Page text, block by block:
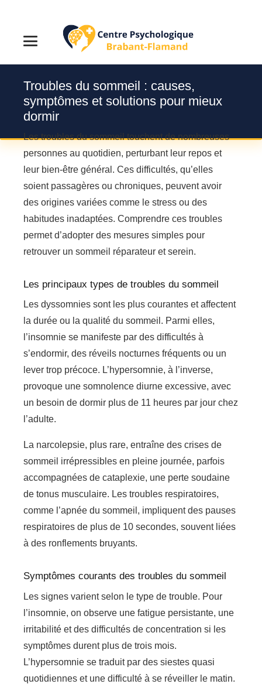
Troubles du sommeil : causes,
symptômes et solutions pour mieux
dormir
Les troubles du sommeil touchent de nombreuses
personnes au quotidien, perturbant leur repos et
leur bien-être général. Ces difficultés, qu’elles
soient passagères ou chroniques, peuvent avoir
des origines variées comme le stress ou des
habitudes inadaptées. Comprendre ces troubles
permet d’adopter des mesures simples pour
retrouver un sommeil réparateur et serein.
Les principaux types de troubles du sommeil
Les dyssomnies sont les plus courantes et affectent
la durée ou la qualité du sommeil. Parmi elles,
l’insomnie se manifeste par des difficultés à
s’endormir, des réveils nocturnes fréquents ou un
lever trop précoce. L’hypersomnie, à l’inverse,
provoque une somnolence diurne excessive, avec
un besoin de dormir plus de 11 heures par jour chez
l’adulte.
La narcolepsie, plus rare, entraîne des crises de
sommeil irrépressibles en pleine journée, parfois
accompagnées de cataplexie, une perte soudaine
de tonus musculaire. Les troubles respiratoires,
comme l’apnée du sommeil, impliquent des pauses
respiratoires de plus de 10 secondes, souvent liées
à des ronflements bruyants.
Symptômes courants des troubles du sommeil
Les signes varient selon le type de trouble. Pour
l’insomnie, on observe une fatigue persistante, une
irritabilité et des difficultés de concentration si les
symptômes durent plus de trois mois.
L’hypersomnie se traduit par des siestes quasi
quotidiennes et une difficulté à se réveiller le matin.